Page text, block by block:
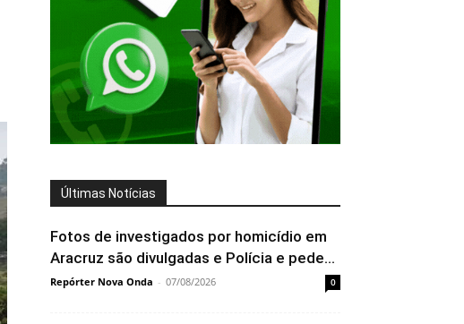
Últimas Notícias
Fotos de investigados por homicídio em
Aracruz são divulgadas e Polícia e pede...
Repórter Nova Onda - 07/08/2026 0